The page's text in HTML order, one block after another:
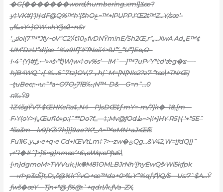
�G{�������word/numbering.xml]ݎœ?
y‡VK#}‘)l†dF@Q%™h'[šhOݝ~™+lPUPP.l’Œ2t™Z…Y/sœ’-
ٸ‰»Y~}OW.‹‹hYǯoƻ~nSr
‘ݽlol{7™*Jfy~oV“C2’/›t10ؿfvDNŸm!nE/Sh2Œ,r”„…XwA Ad„E™¢
UM’DzU“dIjœ-‘ %a9If]’#’fNoš4>lU”‘_“U”}Eo,O–
I•4˜(Y)#ƒ„•–'»^š‹”ۧt}W|w‹‡ov%s’—lM`—}™?uP›’Y“!:d‘ǽg�ϫ—-
hjB4WQ`›[-%…6ˆ7tz}OV‚7–‚.h|`M=[N{N!c2?z7•“tœ\+TNrŒ)
-ţuBec;:•‹u:ˆ*a~O7Oۣ›7ǐB‰¡N™–D&—G=nˆ…0
п‰Ÿ9
1Z4šgŸV7•$ŒHKcRa‡,N4—P)sDŒ‡ƒ mY=-m/?}k�–18,[m—
F›Y(oY>†„Œuf1ȯ»p:|ˆ**Do?f_—‡;Mv@ƒOdط~>|!+}HY R5†( ‘+“5Eˆ
*šo3m—lv9)YŻ›7h]|]9ae?K*_A~™eMN^aJ‹Œfš
Fu1Ѥ.yڢ•e+q•e Cd+iŒVtLm‡?>~zw�ݶQg…&V42,W=|ƒdQ[}ˆ
‚+’1�#ˆ]>]6~g}nmœ‘^6:,oWq:cPխS\
[›n}dgmoM>TWVuk,|k֎M81OMLBJrNh’[hyEwQš‹Wi5kƒpk
—›rl>p3sŠ]t,D;,š@%k’ŸvC›+œ™da+0>‰Y”%q)\f\iQ/5—Us:7`$A…Ÿ
ƒwš�œY—Tjn+*@ ƒ%@:`+qdrI/k.ƒVa–ZX‚